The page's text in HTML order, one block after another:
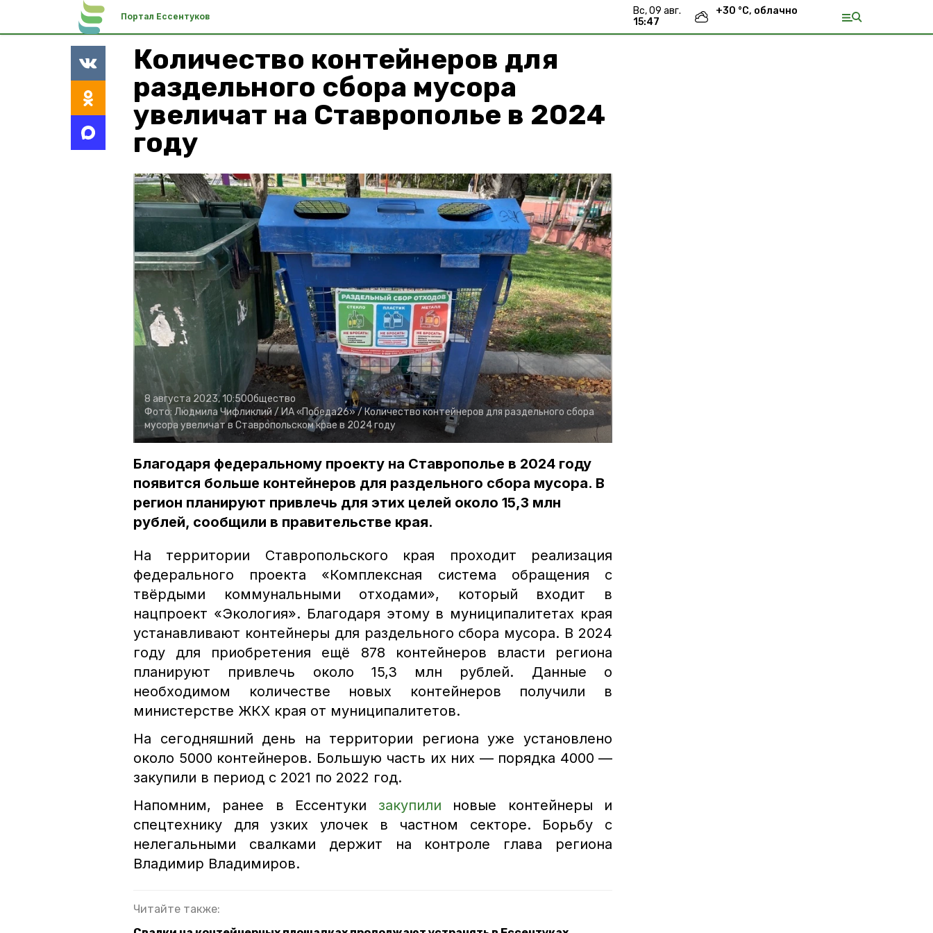
Портал Ессентуков
вс, 09 авг.
15:47
+30 °С, облачно
Количество контейнеров для
раздельного сбора мусора
увеличат на Ставрополье в 2024
году
8 августа 2023, 10:50Общество
Фото: Людмила Чифликлий / ИА «Победа26» / Количество контейнеров для раздельного сбора
мусора увеличат в Ставропольском крае в 2024 году
Благодаря федеральному проекту на Ставрополье в 2024 году
появится больше контейнеров для раздельного сбора мусора. В
регион планируют привлечь для этих целей около 15,3 млн
рублей, сообщили в правительстве края.
На территории Ставропольского края проходит реализация
федерального проекта «Комплексная система обращения с
твёрдыми коммунальными отходами», который входит в
нацпроект «Экология». Благодаря этому в муниципалитетах края
устанавливают контейнеры для раздельного сбора мусора. В 2024
году для приобретения ещё 878 контейнеров власти региона
планируют привлечь около 15,3 млн рублей. Данные о
необходимом количестве новых контейнеров получили в
министерстве ЖКХ края от муниципалитетов.
На сегодняшний день на территории региона уже установлено
около 5000 контейнеров. Большую часть их них — порядка 4000 —
закупили в период с 2021 по 2022 год.
Напомним, ранее в Ессентуки закупили новые контейнеры и
спецтехнику для узких улочек в частном секторе. Борьбу с
нелегальными свалками держит на контроле глава региона
Владимир Владимиров.
Читайте также: